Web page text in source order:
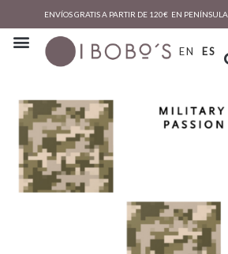
ENVÍOS GRATIS A PARTIR DE 120€ EN
EN ES